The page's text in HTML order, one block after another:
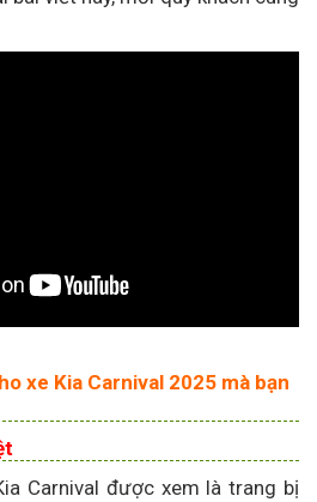
xe Kia Carnival 2025 mà bạn
Carnival được xem là trang bị